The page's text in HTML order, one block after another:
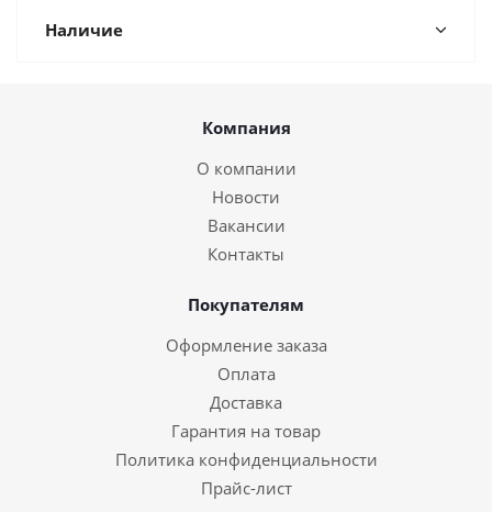
Наличие
Компания
О компании
Новости
Вакансии
Контакты
Покупателям
Оформление заказа
Оплата
Доставка
Гарантия на товар
Политика конфиденциальности
Прайс-лист